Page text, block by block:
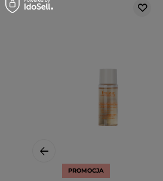
PROMOCJA